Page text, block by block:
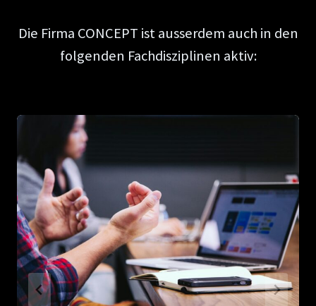
Die Firma CONCEPT ist ausserdem auch in den
folgenden Fachdisziplinen aktiv: